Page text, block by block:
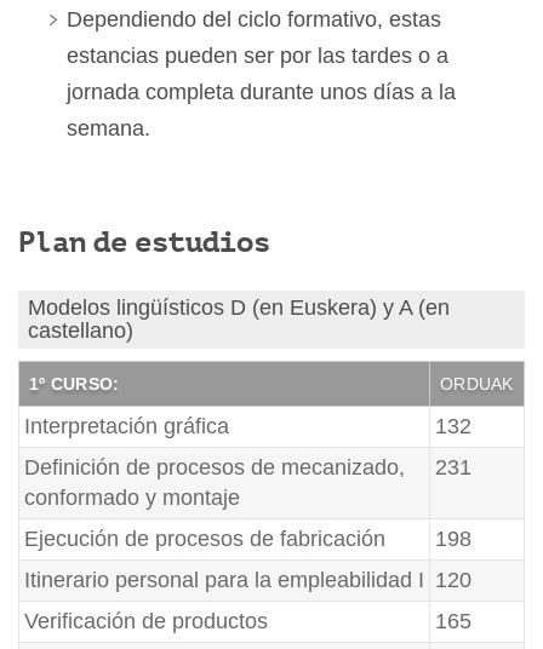
Dependiendo del ciclo formativo, estas
estancias pueden ser por las tardes o a
jornada completa durante unos días a la
semana.
Plan de estudios
Modelos lingüísticos D (en Euskera) y A (en
castellano)
1º CURSO: ORDUAK
Interpretación gráfica
132
Definición de procesos de mecanizado,
conformado y montaje
231
Ejecución de procesos de fabricación
198
Itinerario personal para la empleabilidad I 120
Verificación de productos
165